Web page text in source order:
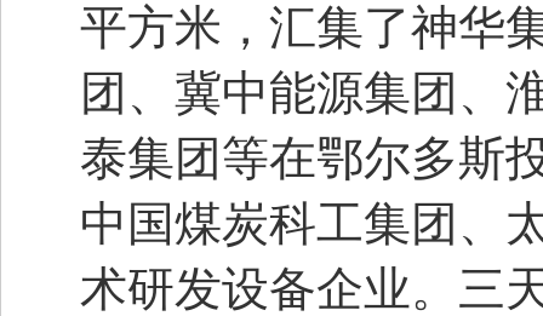
平方米，汇集了神华
团、冀中能源集团、
泰集团等在鄂尔多斯
中国煤炭科工集团、
术研发设备企业。三